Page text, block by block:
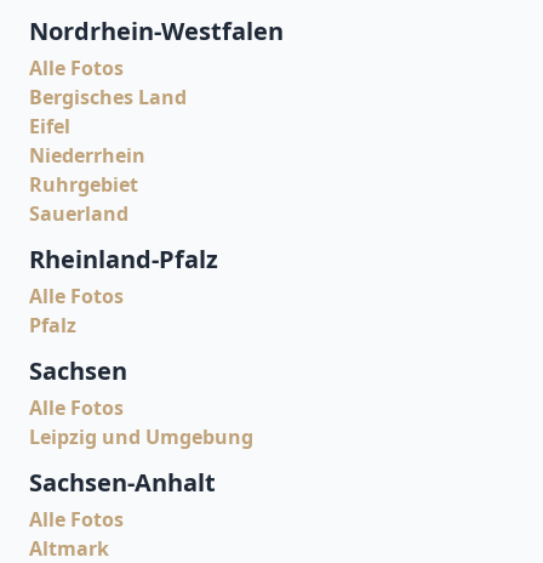
Nordrhein-Westfalen
Alle Fotos
Bergisches Land
Eifel
Niederrhein
Ruhrgebiet
Sauerland
Rheinland-Pfalz
Alle Fotos
Pfalz
Sachsen
Alle Fotos
Leipzig und Umgebung
Sachsen-Anhalt
Alle Fotos
Altmark